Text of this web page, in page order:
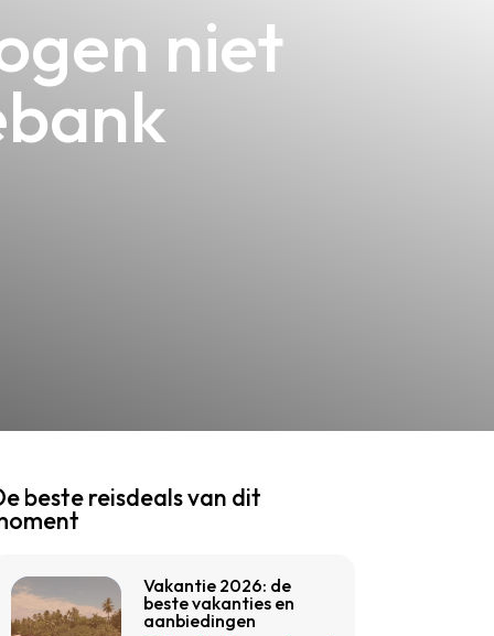
niet
beste reisdeals van dit
Vakantie 2026: de
beste vakanties en
aanbiedingen